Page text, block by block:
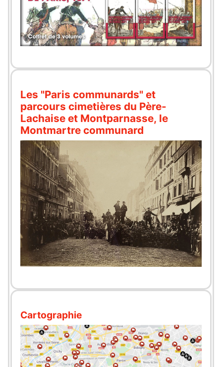
Les "Paris communards" et
parcours cimetières du Père-
Lachaise et Montparnasse, le
Montmartre communard
Cartographie